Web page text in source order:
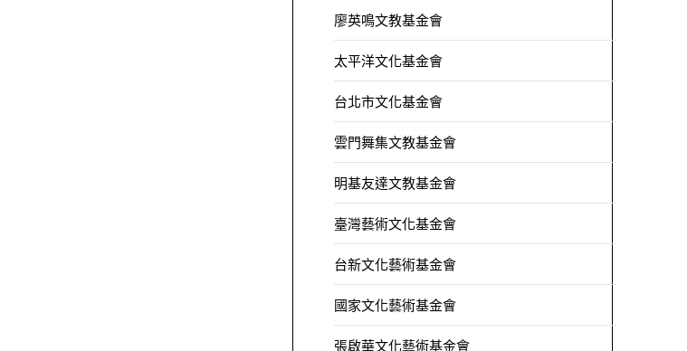
廖英鳴文教基金會
太平洋文化基金會
台北市文化基金會
雲門舞集文教基金會
明基友達文教基金會
臺灣藝術文化基金會
台新文化藝術基金會
國家文化藝術基金會
張啟華文化藝術基金會